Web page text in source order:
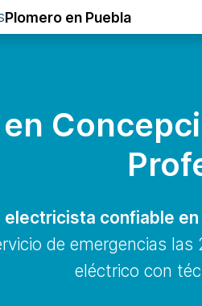
Plomero en Puebla
electricista confiable
de emergencias
eléctrico con